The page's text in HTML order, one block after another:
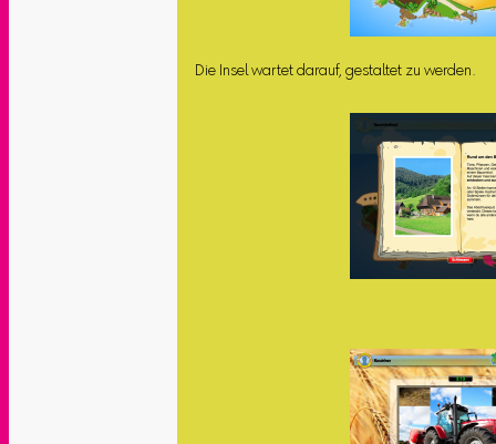
Die Insel wartet darauf, gestaltet zu werden.